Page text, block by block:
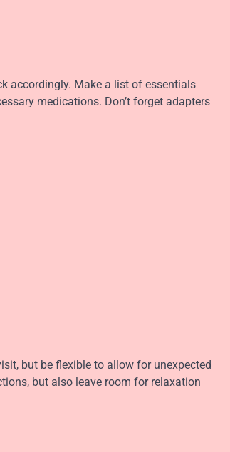
accordingly. Make a list of essentials
medications. Don’t forget adapters
but be flexible to allow for unexpected
but also leave room for relaxation